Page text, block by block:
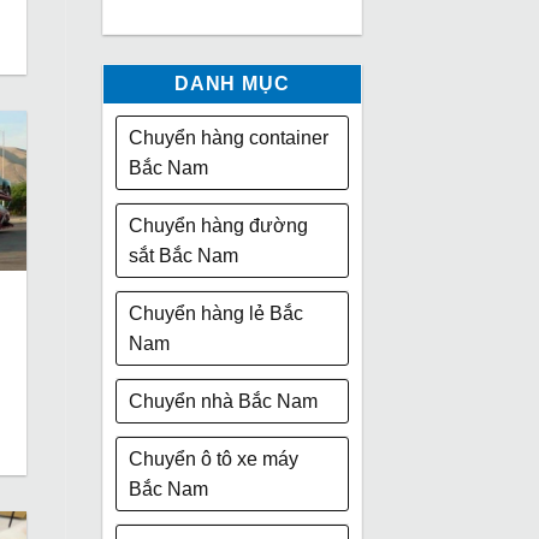
DANH MỤC
Chuyển hàng container
Bắc Nam
Chuyển hàng đường
sắt Bắc Nam
Chuyển hàng lẻ Bắc
Nam
Chuyển nhà Bắc Nam
Chuyển ô tô xe máy
Bắc Nam